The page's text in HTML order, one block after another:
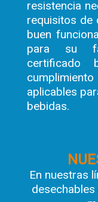
resistencia
requisitos de
buen
para su
certificado
aplicables
bebidas.
En nuestras